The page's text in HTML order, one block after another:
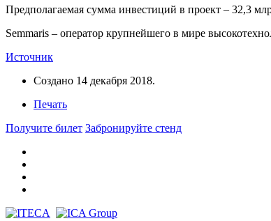
Предполагаемая сумма инвестиций в проект – 32,3
Semmaris – оператор крупнейшего в мире
Источник
Создано 14 декабря 2018.
Печать
Получите билет Забронируйте стенд